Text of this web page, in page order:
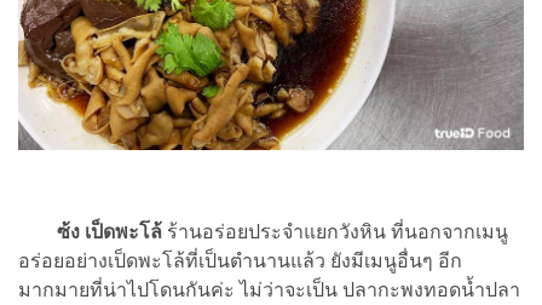
ซ้ง เป็ดพะโล้ ร้านอร่อยประจำแยกวังหิน ที่นอกจากเมนู
อร่อยอย่างเป็ดพะโล้ที่เป็นตำนานแล้ว ยังมีเมนูอื่นๆ อีก
มากมายที่น่าไปโดนกันค่ะ ไม่ว่าจะเป็น ปลากะพงทอดน้ำปลา